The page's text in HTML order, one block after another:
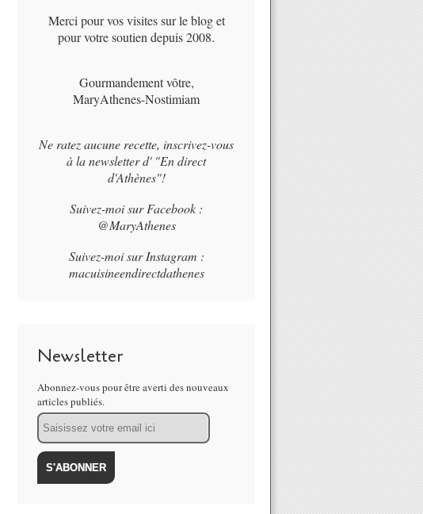
Merci pour vos visites sur le blog et
pour votre soutien depuis 2008.
Gourmandement vôtre,
MaryAthenes-Nostimiam
Ne ratez aucune recette, inscrivez-vous
à la newsletter d' "En direct
d'Athènes"!
Suivez-moi sur Facebook :
@MaryAthenes
Suivez-moi sur Instagram :
macuisineendirectdathenes
Newsletter
Abonnez-vous pour être averti des nouveaux
articles publiés.
Email